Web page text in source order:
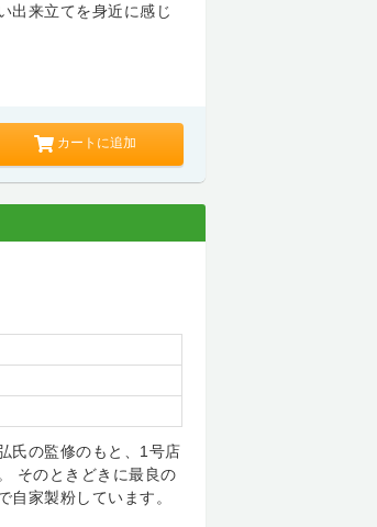
出来立てを身近に感じ
カートに追加
氏の監修のもと、1号店
そのときどきに最良の
自家製粉しています。